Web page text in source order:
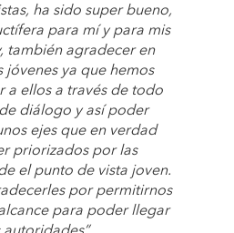
ha sido super bueno,
para mí y para mis
también agradecer en
jóvenes ya que hemos
a ellos a través de todo
diálogo y así poder
ejes que en verdad
priorizados por las
el punto de vista joven.
por permitirnos
para poder llegar